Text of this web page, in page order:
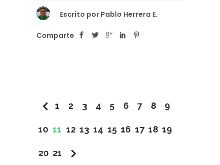
Escrito por Pablo Herrera E.
Comparte
1 2 3 4 5 6 7 8 9
10 11 12 13 14 15 16 17 18 19
20 21